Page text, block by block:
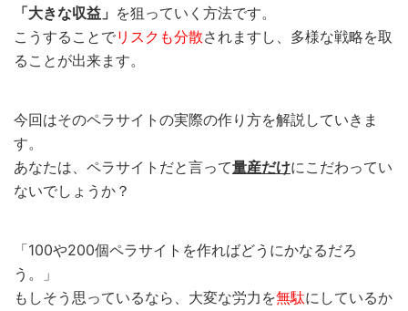
「大きな収益」 を狙っていく方法です。
こうすることでリスクも分散されますし、多様な戦略を取
ることが出来ます。
今回はそのペラサイトの実際の作り方を解説していきま
す。
あなたは、ペラサイトだと言って量産だけにこだわってい
ないでしょうか？
「100や200個ペラサイトを作ればどうにかなるだろ
う。」
もしそう思っているなら、大変な労力を無駄にしているか